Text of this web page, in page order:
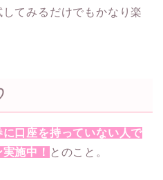
てみるだけでもかなり楽
口座を持っていない人で
施中！ とのこと。